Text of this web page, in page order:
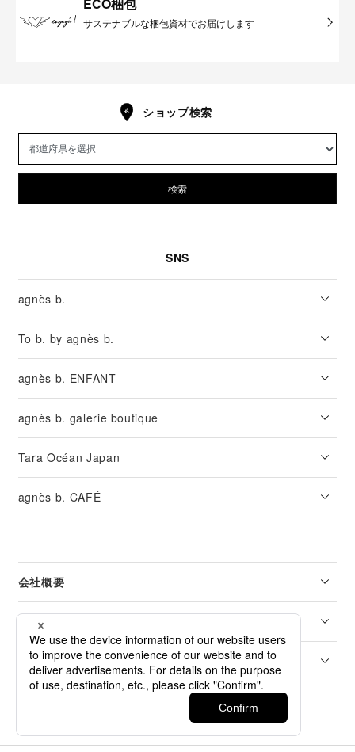
サステナブルな梱包資材でお届けします
ショップ検索
検索
SNS
agnès b.
To b. by agnès b.
agnès b. ENFANT
agnès b. galerie boutique
Tara Océan Japan
agnès b. CAFÉ
会社概要
リーガル
カスタマーサービス